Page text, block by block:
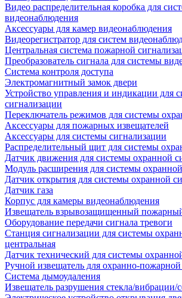
Видео распределительная коробка для
видеонаблюдения
Аксессуары для камер видеонаблюдения
Видеорегистратор для систем
Центральная система пожарной
Преобразователь сигнала для системы
Система контроля доступа
Электромагнитный замок двери
Устройство управления и индикации для
сигнализации
Переключатель режимов для системы
Аксессуары для пожарных извещателей
Аксессуары для системы сигнализации
Распределительный щит для системы
Датчик движения для системы охранной
Модуль расширения для системы
Датчик открытия для системы охранной
Датчик газа
Корпус для камеры видеонаблюдения
Извещатель взрывозащищенный
Оборудование передачи сигнала тревоги
Станция сигнализации для системы
центральная
Датчик технический для системы
Ручной извещатель для охранно-
Система дымоудаления
Извещатель разрушения стекла/вибрации/